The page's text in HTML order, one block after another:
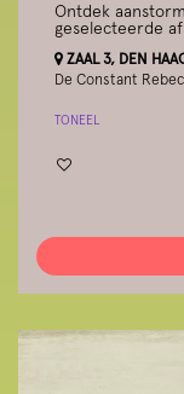
Ontdek
geselecteerde
ZAAL 3, DEN
De Constant
TONEEL